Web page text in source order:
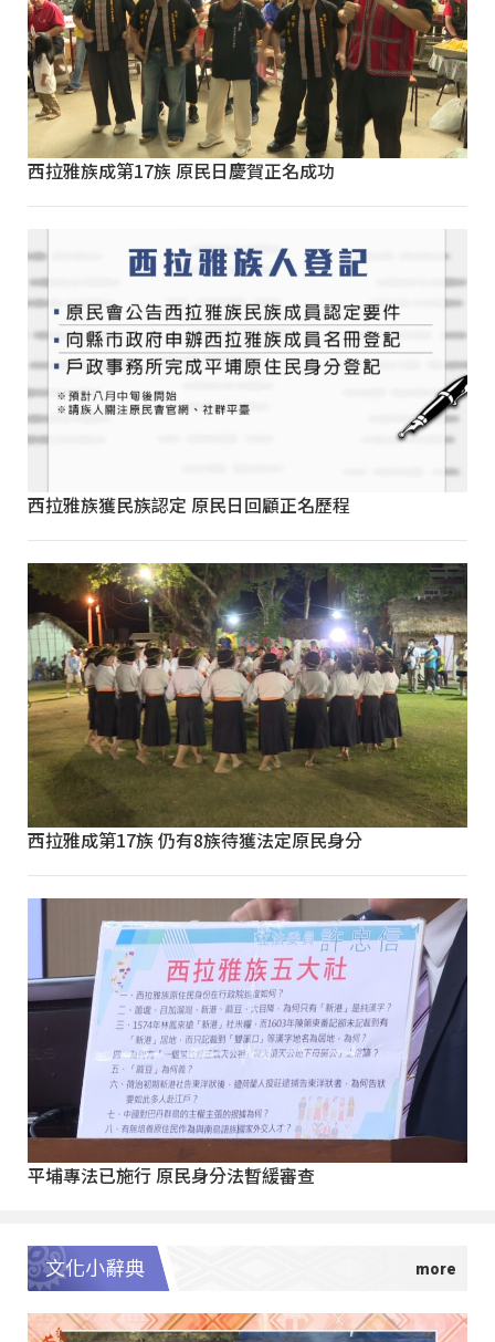
西拉雅族成第17族 原民日慶賀正名成功
西拉雅族獲民族認定 原民日回顧正名歷程
西拉雅成第17族 仍有8族待獲法定原民身分
平埔專法已施行 原民身分法暫緩審查
文化小辭典